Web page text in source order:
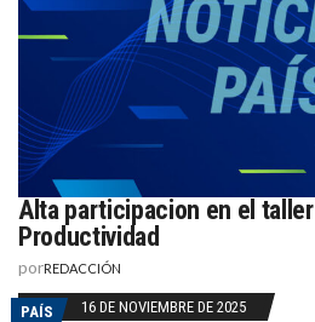
Alta participacion en el
Productividad
porREDACCIÓN
PAÍS 16 DE NOVIEMBRE DE 2025